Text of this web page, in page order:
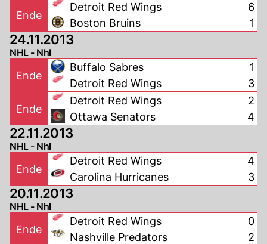
Ende
Detroit Red Wings
Boston Bruins
6
1
24.11.2013
NHL - Nhl
Ende
Buffalo Sabres
Detroit Red Wings
1
3
Ende
Detroit Red Wings
Ottawa Senators
2
4
22.11.2013
NHL - Nhl
Ende
Detroit Red Wings
Carolina Hurricanes
4
3
20.11.2013
NHL - Nhl
Ende
Detroit Red Wings
Nashville Predators
0
2